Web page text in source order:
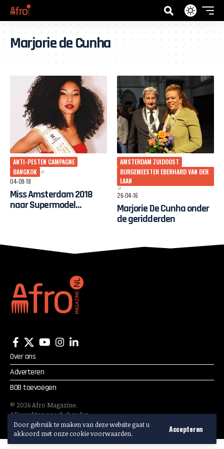
Door gebruik te maken van deze website gaat u
akkoord met onze cookie voorwaarden.
Accepteren
Marjorie de Cunha
ANTI-PESTEN CAMPAGNE
BANGKOK
04-09-18
Miss Amsterdam 2018
naar Supermodel
AMSTERDAM ZUIDOOST
BURGEMEESTER EBERHARD VAN DER
LAAN
26-04-16
Marjorie De Cunha onder
de geridderden
Over ons
Adverteren
BOB toevoegen
© 2026Afro Magazine.
Alle rechten voorbehouden.
Adverteren? Mail:info@afromagazine.nl